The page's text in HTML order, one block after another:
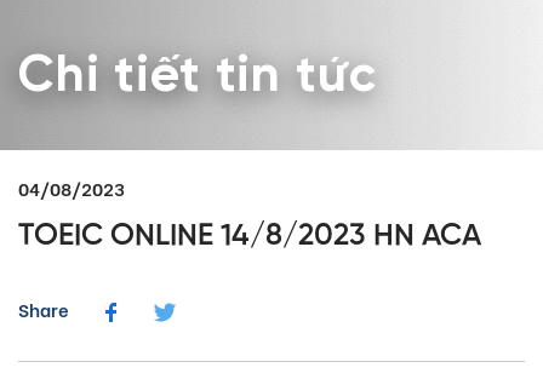
Chi tiết tin tức
04/08/2023
TOEIC ONLINE 14/8/2023 HN ACA
Share